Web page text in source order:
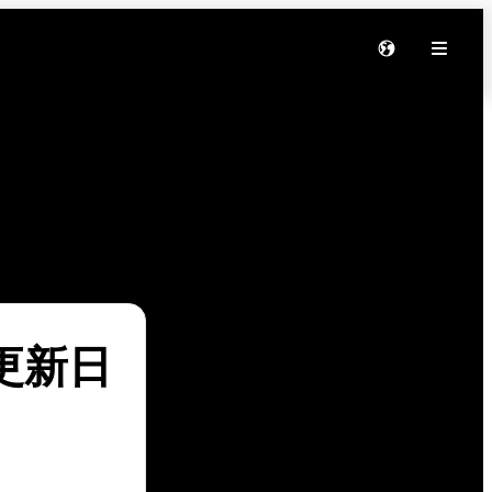
新日